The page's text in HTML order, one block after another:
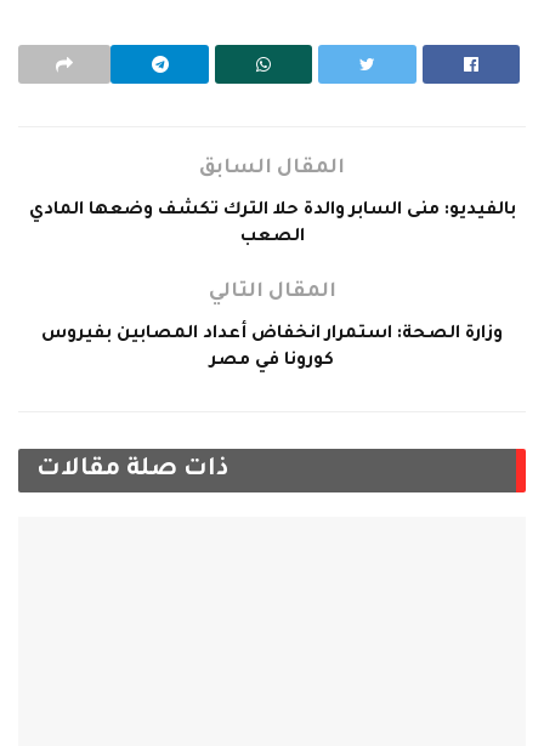
المقال السابق
بالفيديو: منى السابر والدة حلا الترك تكشف وضعها المادي
الصعب
المقال التالي
وزارة الصحة: استمرار انخفاض أعداد المصابين بفيروس
كورونا في مصر
ذات صلة مقالات